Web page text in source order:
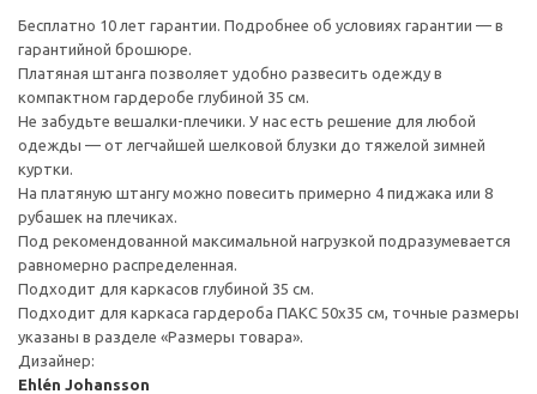
Бесплатно 10 лет гарантии. Подробнее об условиях гарантии — в
гарантийной брошюре.
Платяная штанга позволяет удобно развесить одежду в
компактном гардеробе глубиной 35 см.
Не забудьте вешалки-плечики. У нас есть решение для любой
одежды — от легчайшей шелковой блузки до тяжелой зимней
куртки.
На платяную штангу можно повесить примерно 4 пиджака или 8
рубашек на плечиках.
Под рекомендованной максимальной нагрузкой подразумевается
равномерно распределенная.
Подходит для каркасов глубиной 35 см.
Подходит для каркаса гардероба ПАКС 50x35 см, точные размеры
указаны в разделе «Размеры товара».
Дизайнер:
Ehlén Johansson